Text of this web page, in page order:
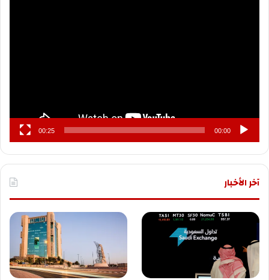
00:00
00:25
آخر الأخبار